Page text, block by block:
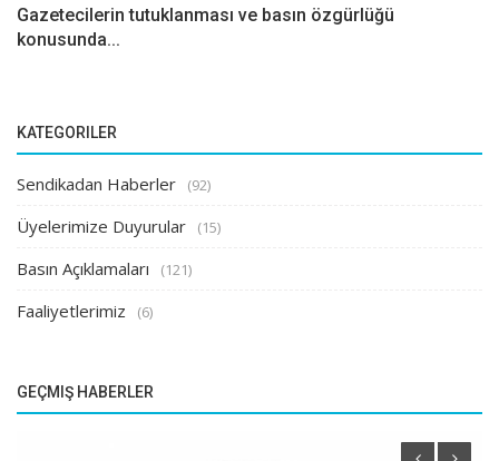
Gazetecilerin tutuklanması ve basın özgürlüğü
konusunda...
KATEGORILER
Sendikadan Haberler (92)
Üyelerimize Duyurular (15)
Basın Açıklamaları (121)
Faaliyetlerimiz (6)
GEÇMIŞ HABERLER